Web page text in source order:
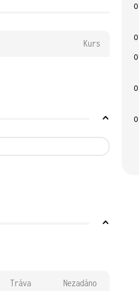
Kurs
Tráva Nezadáno